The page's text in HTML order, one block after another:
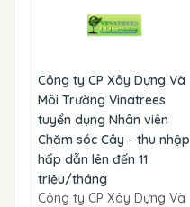
Công ty CP Xây Dựng Và
Môi Trường Vinatrees
tuyển dụng Nhân viên
Chăm sóc Cây - thu nhập
hấp dẫn lên đến 11
triệu/tháng
Công ty CP Xây Dựng Và